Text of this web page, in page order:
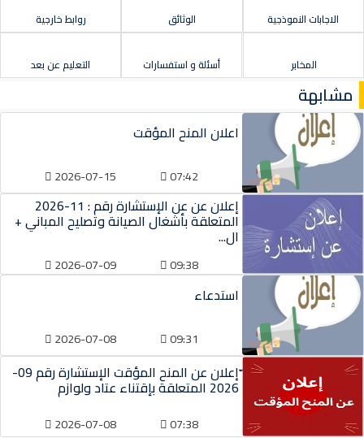
الاجابات النموذجية الوثائق روابط خارجية
المخابر أسئلة و استفسارات التعليم عن بعد
مشابهة
اعلان المنح المؤقت
07:42
2026-07-15
إعلان عن عن الإستشارة رقم : 11-2026
المتعلقة بأشغال الصيانة وتصليح المباني +
ال...
09:38
2026-07-09
استدعاء
09:31
2026-07-08
ّإعلان عن المنح المؤقت الإستشارة رقم 09-
2026 المتعلقة بإقتناء عتاد ولوازم
07:38
2026-07-08